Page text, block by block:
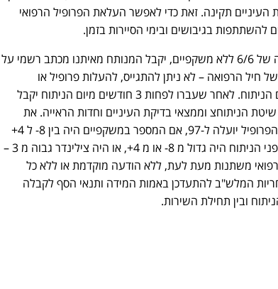
תקינה. זאת כדי לאפשר העלאת הפרופיל הרפואי
אחרי ניתוח להסרת משקפיים בלייזר והגעה לראייה של 6/6 ללא משקפיים, יקבל המנותח מאיתנו מכתב רשמי על
חיל הרפואה – לא ניתן להתגייס, להעלות פרופיל או
להשתתף בגיבושים במהלך 3 חודשים לפחות מיום הניתוח. לאחר שעברו לפחות 3 חודשים מיום הניתוח יקבל
הניתוחצ וממצאי בדיקת העיניים וחדות הראייה. את
המכתב ישלח המנותח ל"מיטב". בעקבות המכתב הפרופיל יועלה ל-97, אם המספר במשקפיים היה בין 8- ל 4+
והצילינדר היה קטן מ- 3. אם המספר במשקפיים לפני הניתוח היה גדול מ 8- או מ 4+, או היה צילינדר גבוה מ 3 –
ענף מיון רפואי משתנות מעת לעת, ללא הודעה מוקדמת או ללא כל
המלש"ב להתעדכן באמות המידה ותנאי הסף לקבלה
ובין תחילת השירות.